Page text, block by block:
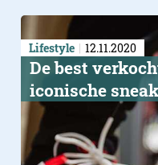
Lifestyle 12.11.2020
De best
iconische